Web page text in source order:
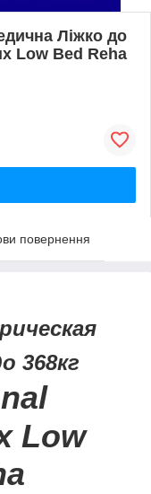
Ліжко до
Low Bed Reha
повернення
368кг
Low